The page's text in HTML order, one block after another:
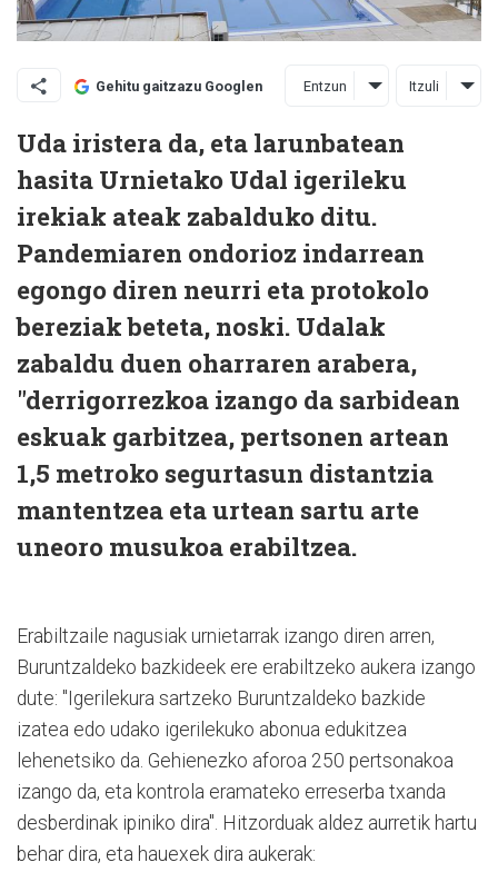
Gehitu gaitzazu Googlen Entzun Itzuli
Uda iristera da, eta larunbatean
hasita Urnietako Udal igerileku
irekiak ateak zabalduko ditu.
Pandemiaren ondorioz indarrean
egongo diren neurri eta protokolo
bereziak beteta, noski. Udalak
zabaldu duen oharraren arabera,
"derrigorrezkoa izango da sarbidean
eskuak garbitzea, pertsonen artean
1,5 metroko segurtasun distantzia
mantentzea eta urtean sartu arte
uneoro musukoa erabiltzea.
Erabiltzaile nagusiak urnietarrak izango diren arren,
Buruntzaldeko bazkideek ere erabiltzeko aukera izango
dute: "Igerilekura sartzeko Buruntzaldeko bazkide
izatea edo udako igerilekuko abonua edukitzea
lehenetsiko da. Gehienezko aforoa 250 pertsonakoa
izango da, eta kontrola eramateko erreserba txanda
desberdinak ipiniko dira". Hitzorduak aldez aurretik hartu
behar dira, eta hauexek dira aukerak: